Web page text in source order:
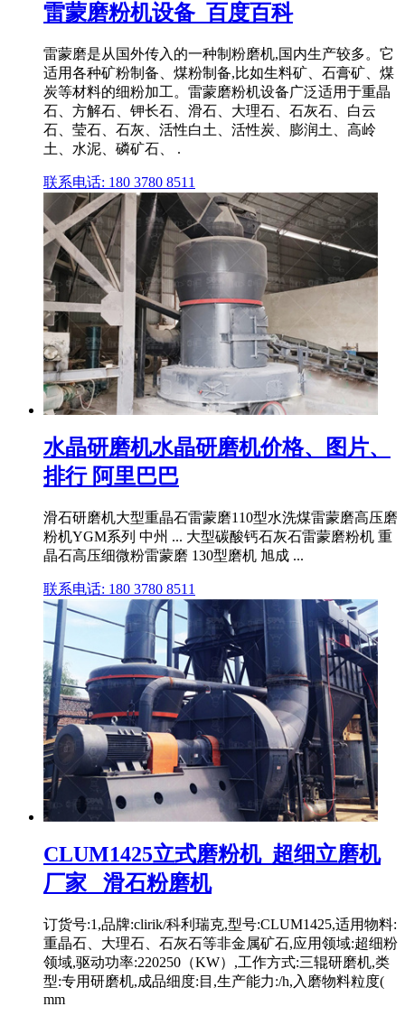
雷蒙磨粉机设备_百度百科
雷蒙磨是从国外传入的一种制粉磨机,国内生产较多。它
适用各种矿粉制备、煤粉制备,比如生料矿、石膏矿、煤
炭等材料的细粉加工。雷蒙磨粉机设备广泛适用于重晶
石、方解石、钾长石、滑石、大理石、石灰石、白云
石、莹石、石灰、活性白土、活性炭、膨润土、高岭
土、水泥、磷矿石、 .
联系电话: 180 3780 8511
水晶研磨机水晶研磨机价格、图片、
排行 阿里巴巴
滑石研磨机大型重晶石雷蒙磨110型水洗煤雷蒙磨高压磨
粉机YGM系列 中州 ... 大型碳酸钙石灰石雷蒙磨粉机 重
晶石高压细微粉雷蒙磨 130型磨机 旭成 ...
联系电话: 180 3780 8511
CLUM1425立式磨粉机_超细立磨机
厂家_ 滑石粉磨机
订货号:1,品牌:clirik/科利瑞克,型号:CLUM1425,适用物料:
重晶石、大理石、石灰石等非金属矿石,应用领域:超细粉
领域,驱动功率:220250（KW）,工作方式:三辊研磨机,类
型:专用研磨机,成品细度:目,生产能力:/h,入磨物料粒度(
mm